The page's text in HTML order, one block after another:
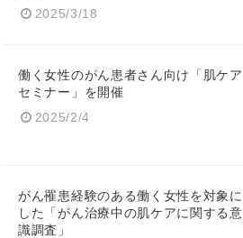
2025/3/18
働く女性のがん患者さん向け「肌ケア
セミナー」を開催
2025/2/4
がん罹患経験のある働く女性を対象に
した「がん治療中の肌ケアに関する意
識調査」